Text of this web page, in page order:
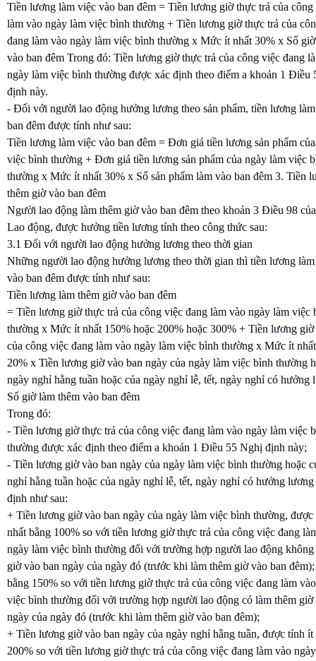
Tiền lương làm việc vào ban đêm = Tiền lương giờ thực trả của công
làm vào ngày làm việc bình thường + Tiền lương giờ thực trả của
đang làm vào ngày làm việc bình thường x Mức ít nhất 30% x Số
vào ban đêm Trong đó: Tiền lương giờ thực trả của công việc đang
ngày làm việc bình thường được xác định theo điểm a khoản 1 Điều
định này.
- Đối với người lao động hưởng lương theo sản phẩm, tiền lương
ban đêm được tính như sau:
Tiền lương làm việc vào ban đêm = Đơn giá tiền lương sản phẩm
việc bình thường + Đơn giá tiền lương sản phẩm của ngày làm việc
thường x Mức ít nhất 30% x Số sản phẩm làm vào ban đêm 3. Tiền
thêm giờ vào ban đêm
Người lao động làm thêm giờ vào ban đêm theo khoản 3 Điều 98
Lao động, được hưởng tiền lương tính theo công thức sau:
3.1 Đối với người lao động hưởng lương theo thời gian
Những người lao động hưởng lương theo thời gian thì tiền lương
vào ban đêm được tính như sau:
Tiền lương làm thêm giờ vào ban đêm
= Tiền lương giờ thực trả của công việc đang làm vào ngày làm việc
thường x Mức ít nhất 150% hoặc 200% hoặc 300% + Tiền lương
của công việc đang làm vào ngày làm việc bình thường x Mức ít
20% x Tiền lương giờ vào ban ngày của ngày làm việc bình thường
ngày nghỉ hằng tuần hoặc của ngày nghỉ lễ, tết, ngày nghỉ có
Số giờ làm thêm vào ban đêm
Trong đó:
- Tiền lương giờ thực trả của công việc đang làm vào ngày làm việc
thường được xác định theo điểm a khoản 1 Điều 55 Nghị định này;
- Tiền lương giờ vào ban ngày của ngày làm việc bình thường hoặc
nghỉ hằng tuần hoặc của ngày nghỉ lễ, tết, ngày nghỉ có hưởng
định như sau:
+ Tiền lương giờ vào ban ngày của ngày làm việc bình thường,
nhất bằng 100% so với tiền lương giờ thực trả của công việc đang
ngày làm việc bình thường đối với trường hợp người lao động không
giờ vào ban ngày của ngày đó (trước khi làm thêm giờ vào ban
bằng 150% so với tiền lương giờ thực trả của công việc đang làm
việc bình thường đối với trường hợp người lao động có làm thêm giờ
ngày của ngày đó (trước khi làm thêm giờ vào ban đêm);
+ Tiền lương giờ vào ban ngày của ngày nghỉ hằng tuần, được tính ít
200% so với tiền lương giờ thực trả của công việc đang làm vào